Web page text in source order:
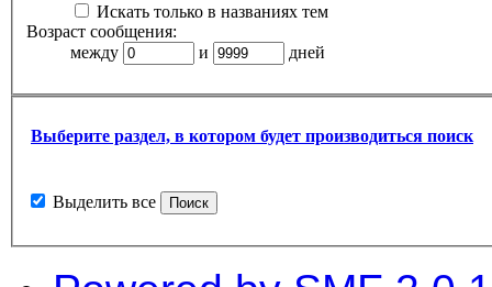
Искать только в названиях тем
Возраст сообщения:
между
и дней
Выберите раздел, в котором будет производиться поиск
Выделить все